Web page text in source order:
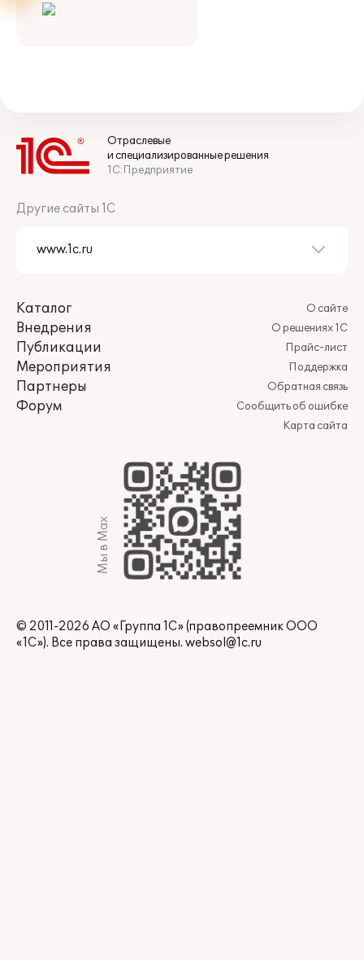
Отраслевые
и специализированные решения
1С:Предприятие
Другие сайты 1С
Каталог
Внедрения
Публикации
Мероприятия
Партнеры
Форум
О сайте
О решениях 1С
Прайс-лист
Поддержка
Обратная связь
Сообщить об ошибке
Карта сайта
Мы в Max
© 2011-2026 АО «Группа 1С» (правопреемник ООО
«1С»). Все права защищены. websol@1c.ru